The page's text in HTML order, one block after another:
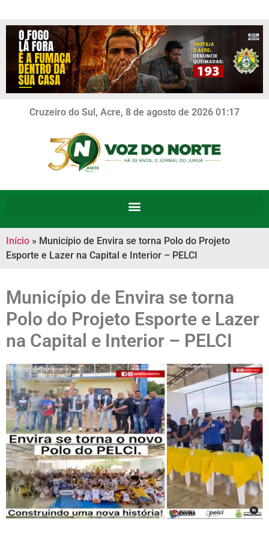
Cruzeiro do Sul, Acre, 8 de agosto de 2026 01:17
Início » Município de Envira se torna Polo do Projeto
Esporte e Lazer na Capital e Interior – PELCI
Município de Envira se torna
Polo do Projeto Esporte e Lazer
na Capital e Interior – PELCI